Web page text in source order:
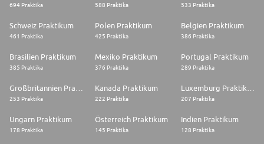
694 Praktika 588 Praktika 533 Praktika
Schweiz Praktikum
461 Praktika
Polen Praktikum
425 Praktika
Belgien Praktikum
386 Praktika
Brasilien Praktikum
385 Praktika
Mexiko Praktikum
376 Praktika
Portugal Praktikum
289 Praktika
253 Praktika
Kanada Praktikum
222 Praktika 207 Praktika
Ungarn Praktikum
178 Praktika
Österreich Praktikum
145 Praktika
Indien Praktikum
128 Praktika